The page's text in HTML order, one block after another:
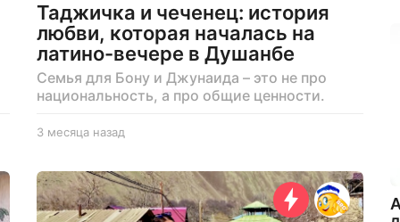
Таджичка и чеченец: история
любви, которая началась на
латино-вечере в Душанбе
Семья для Бону и Джунаида – это не про
национальность, а про общие ценности.
3 месяца назад
с
я
ц